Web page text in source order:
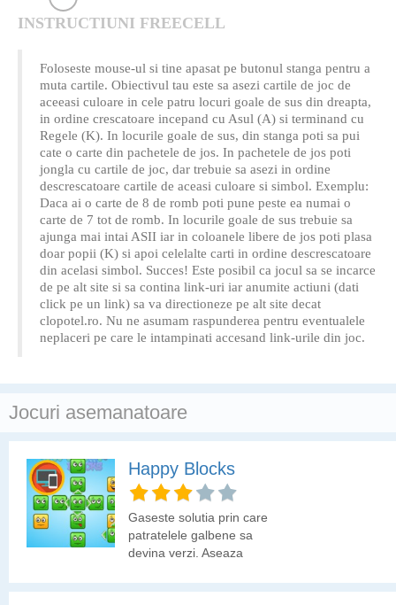
INSTRUCTIUNI FREECELL
Foloseste mouse-ul si tine apasat pe butonul stanga pentru a
muta cartile. Obiectivul tau este sa asezi cartile de joc de
aceeasi culoare in cele patru locuri goale de sus din dreapta,
in ordine crescatoare incepand cu Asul (A) si terminand cu
Regele (K). In locurile goale de sus, din stanga poti sa pui
cate o carte din pachetele de jos. In pachetele de jos poti
jongla cu cartile de joc, dar trebuie sa asezi in ordine
descrescatoare cartile de aceasi culoare si simbol. Exemplu:
Daca ai o carte de 8 de romb poti pune peste ea numai o
carte de 7 tot de romb. In locurile goale de sus trebuie sa
ajunga mai intai ASII iar in coloanele libere de jos poti plasa
doar popii (K) si apoi celelalte carti in ordine descrescatoare
din acelasi simbol. Succes! Este posibil ca jocul sa se incarce
de pe alt site si sa contina link-uri iar anumite actiuni (dati
click pe un link) sa va directioneze pe alt site decat
clopotel.ro. Nu ne asumam raspunderea pentru eventualele
neplaceri pe care le intampinati accesand link-urile din joc.
Jocuri asemanatoare
Happy Blocks
Gaseste solutia prin care
patratelele galbene sa
devina verzi. Aseaza